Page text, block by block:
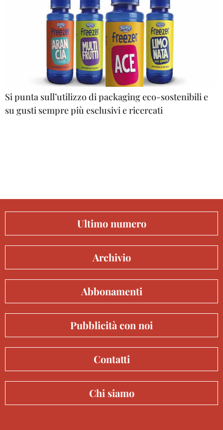
Si punta sull’utilizzo di packaging eco-sostenibili e
su gusti sempre più esclusivi e ricercati
Ultimo numero
Archivio
Abbonamenti
Pubblicità con noi
Contatti
Chi siamo